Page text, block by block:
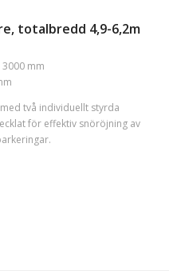
totalbredd 4,9-6,2m
mm
två individuellt styrda
för effektiv snöröjning av